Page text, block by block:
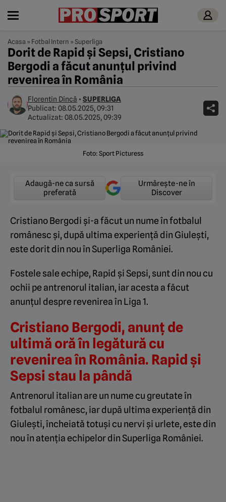
Acasa » Fotbal Intern »Superliga
Dorit de Rapid și Sepsi, Cristiano
Bergodi a făcut anunțul privind
revenirea în România
Florentin Dincă • SUPERLIGA
Publicat: 08.05.2025, 09:31
Actualizat: 08.05.2025, 09:39
Foto: Sport Picturess
Adaugă-ne ca sursă
preferată
Urmărește-ne în
Discover
Cristiano Bergodi și-a făcut un nume în fotbalul
românesc și, după ultima experiență din Giulești,
este dorit din nou în Superliga României.
Fostele sale echipe, Rapid și Sepsi, sunt din nou cu
ochii pe antrenorul italian, iar acesta a făcut
anunțul despre revenirea în Liga 1.
Cristiano Bergodi, anunț de
ultimă oră în legătură cu
revenirea în România. Rapid și
Sepsi stau la pândă
Antrenorul italian are un nume cu greutate în
fotbalul românesc, iar după ultima experiență din
Giulești, încheiată totuși cu nervi și urlete, este din
nou în atenția echipelor din Superliga României.